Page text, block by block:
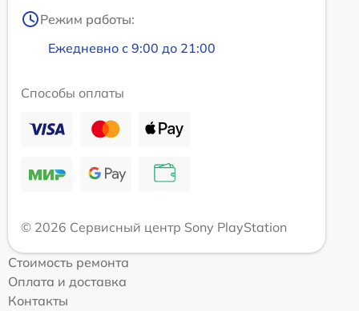
Режим работы:
Ежедневно с 9:00 до 21:00
Способы оплаты
© 2026 Сервисный центр Sony PlayStation
Стоимость ремонта
Оплата и доставка
Контакты